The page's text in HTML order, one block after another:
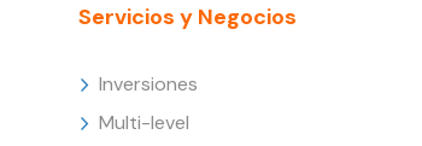
Servicios y Negocios
Inversiones
Multi-level